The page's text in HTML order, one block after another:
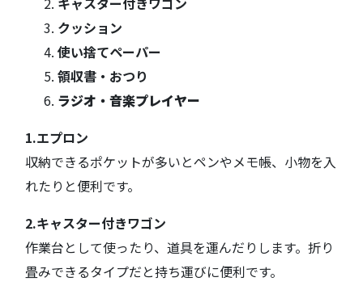
クッション
使い捨てペーパー
領収書・おつり
ラジオ・音楽プレイヤー
1.エプロン
収納できるポケットが多いとペンやメモ帳、小物を入
れたりと便利です。
2.キャスター付きワゴン
作業台として使ったり、道具を運んだりします。折り
畳みできるタイプだと持ち運びに便利です。